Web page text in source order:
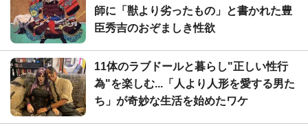
師に「獣より劣ったもの」と書かれた豊
臣秀吉のおぞましき性欲
11体のラブドールと暮らし"正しい性行
為"を楽しむ...「人より人形を愛する男た
ち」が奇妙な生活を始めたワケ